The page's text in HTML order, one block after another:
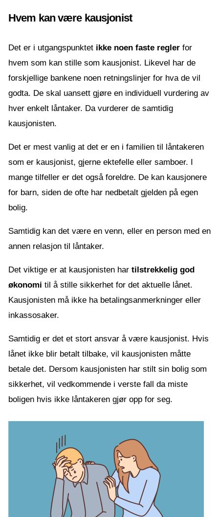
Hvem kan være kausjonist
Det er i utgangspunktet ikke noen faste regler for
hvem som kan stille som kausjonist. Likevel har de
forskjellige bankene noen retningslinjer for hva de vil
godta. De skal uansett gjøre en individuell vurdering av
hver enkelt låntaker. Da vurderer de samtidig
kausjonisten.
Det er mest vanlig at det er en i familien til låntakeren
som er kausjonist, gjerne ektefelle eller samboer. I
mange tilfeller er det også foreldre. De kan kausjonere
for barn, siden de ofte har nedbetalt gjelden på egen
bolig.
Samtidig kan det være en venn, eller en person med en
annen relasjon til låntaker.
Det viktige er at kausjonisten har tilstrekkelig god
økonomi til å stille sikkerhet for det aktuelle lånet.
Kausjonisten må ikke ha betalingsanmerkninger eller
inkassosaker.
Samtidig er det et stort ansvar å være kausjonist. Hvis
lånet ikke blir betalt tilbake, vil kausjonisten måtte
betale det. Dersom kausjonisten har stilt sin bolig som
sikkerhet, vil vedkommende i verste fall da miste
boligen hvis ikke låntakeren gjør opp for seg.